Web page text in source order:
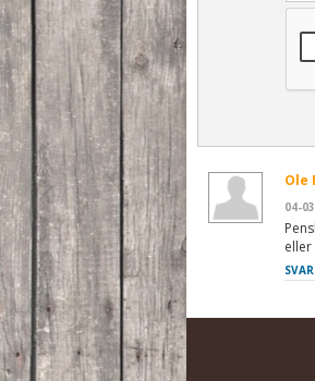
Ole
04-
SVAR